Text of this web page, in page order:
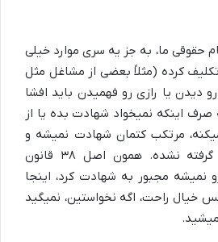
حقوقی ما، به جز یه سری موارد خیلی
کرده (مثلاً بعضی از مشاغل مثل
دیدن یا رازی رو فهمیدن باید افشا
اینکه نمیخواد شهادت بده یا از
مرتکب کتمان شهادت نمیشه و
براش مجازاتی در نظر گرفته نشده. همون اصل ۳۸ قانون
مجبور به شهادت کرد، اینجا
خیال راحت، اگه نخواستین، نمیگید